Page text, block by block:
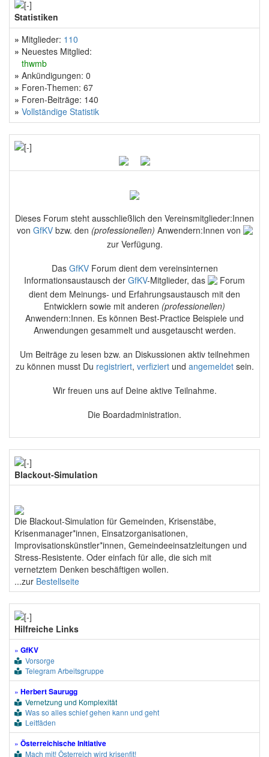
Statistiken
» Mitglieder: 110
» Neuestes Mitglied:
thwmb
» Ankündigungen: 0
» Foren-Themen: 67
» Foren-Beiträge: 140
» Vollständige Statistik
Dieses Forum steht ausschließlich den Vereinsmitglieder:Innen
von GfKVbzw. den (professionellen) Anwendern:Innen von
zur Verfügung.
Das GfKVForum dient dem vereinsinternen
Informationsaustausch der GfKV-Mitglieder, das
Forum
dient dem Meinungs- und Erfahrungsaustausch mit den
Entwicklern sowie mit anderen (professionellen)
Anwendern:Innen. Es können Best-Practice Beispiele und
Anwendungen gesammelt und ausgetauscht werden.
Um Beiträge zu lesen bzw. an Diskussionen aktiv teilnehmen
zu können musst Du registriert, verfiziertund angemeldetsein.
Wir freuen uns auf Deine aktive Teilnahme.
Die Boardadministration.
Blackout-Simulation
Die Blackout-Simulation für Gemeinden, Krisenstäbe,
Krisenmanager*innen, Einsatzorganisationen,
Improvisationskünstler*innen, Gemeindeeinsatzleitungen und
Stress-Resistente. Oder einfach für alle, die sich mit
vernetztem Denken beschäftigen wollen.
...zur Bestellseite
Hilfreiche Links
» GfKV
Vorsorge
Telegram Arbeitsgruppe
» Herbert Saurugg
Vernetzung und Komplexität
Was so alles schief gehen kann und geht
Leitfäden
» Österreichische Initiative
Mach mit! Österreich wird krisenfit!